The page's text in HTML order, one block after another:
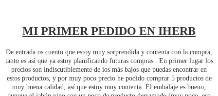
MI PRIMER PEDIDO EN IHERB
De entrada os cuento que estoy muy sorprendida y contenta con la compra,
tanto es así que ya estoy planificando futuras compras . En primer lugar los
precios son indiscutiblemente de los más bajos que puedas encontrar en
estos productos, y por muy poco precio he podido comprar 5 productos de
muy buena calidad, así que estoy muy contenta. El embalaje es bueno,